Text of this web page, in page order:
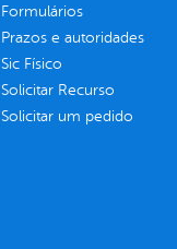
Formulários
Prazos e autoridades
Sic Físico
Solicitar Recurso
Solicitar um pedido